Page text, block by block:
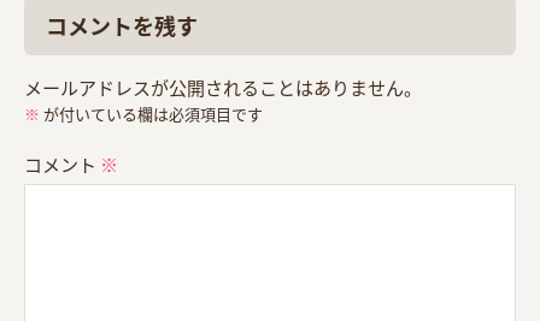
コメントを残す
メールアドレスが公開されることはありません。
※ が付いている欄は必須項目です
コメント ※